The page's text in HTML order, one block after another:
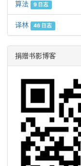
算法 9 日志
译林 46 日志
捐赠书影博客